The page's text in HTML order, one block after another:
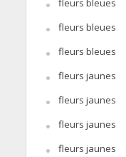
fleurs bleues
fleurs bleues
fleurs bleues
fleurs jaunes
fleurs jaunes
fleurs jaunes
fleurs jaunes